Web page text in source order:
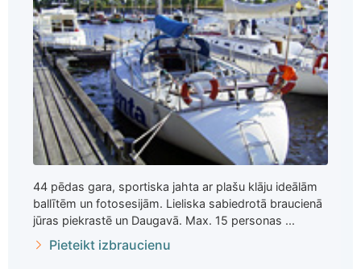
44 pēdas gara, sportiska jahta ar plašu klāju ideālām
ballītēm un fotosesijām. Lieliska sabiedrotā braucienā
jūras piekrastē un Daugavā. Max. 15 personas ...
Pieteikt izbraucienu